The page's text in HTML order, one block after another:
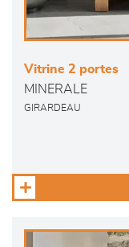
Vitrine 2 portes
MINERALE
GIRARDEAU